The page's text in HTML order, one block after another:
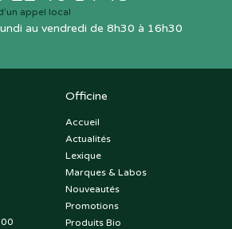
appel local
au vendredi de 8h30 à 16h30
Officine
Accueil
Actualités
Lexique
Marques & Labos
Nouveautés
Promotions
Produits Bio